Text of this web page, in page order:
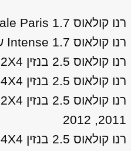
רנו קולאוס 1.7 Initiale Paris שנות ייצור: 2020
רנו קולאוס 1.7 Intense שנות ייצור: 2020
רנו קולאוס 2.5 בנזין 2X4 שנות ייצור: 2009, 2009
רנו קולאוס 2.5 בנזין 4X4 שנות ייצור: 2009
2011, 2012